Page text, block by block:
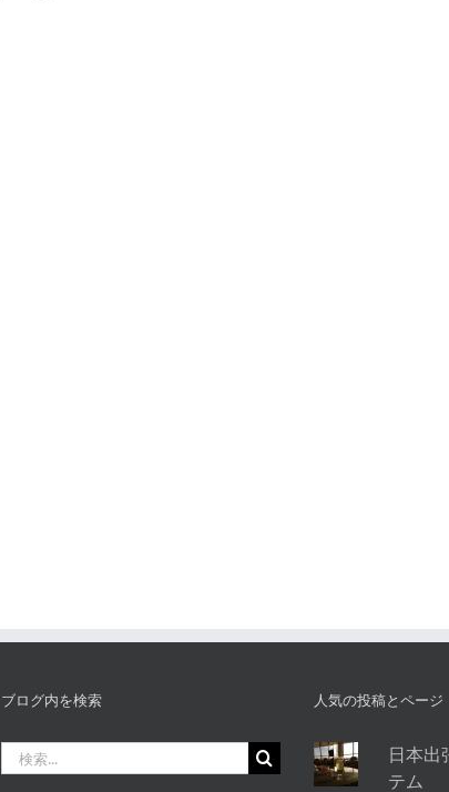
ブログ内を検索
索
人気の投稿とページ
日本出
テム